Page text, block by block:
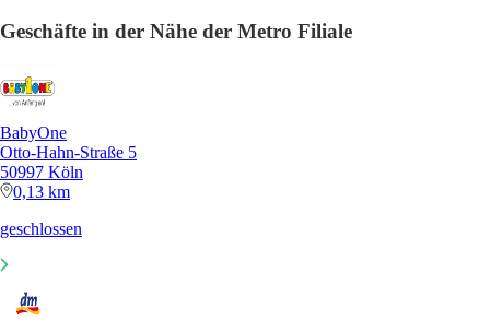
Geschäfte in der Nähe der Metro Filiale
BabyOne
Otto-Hahn-Straße 5
50997 Köln
0,13 km
geschlossen